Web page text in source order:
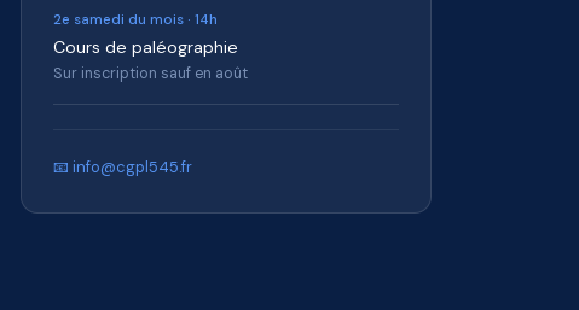
2e samedi du mois · 14h
Cours de paléographie
Sur inscription sauf en août
📧 info@cgpl545.fr